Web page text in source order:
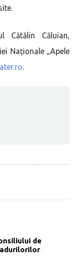
Cătălin Căluian,
Naționale „Apele
.
de